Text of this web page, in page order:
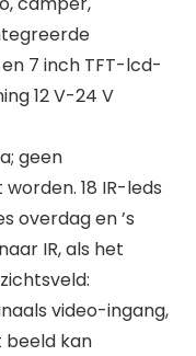
7 inch TFT-lcd-
12 V-24 V
geen
18 IR-leds
overdag en ’s
IR, als het
video-ingang,
beeld kan